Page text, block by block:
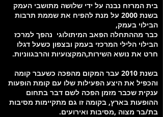
בית המרזח נבנה על ידי שלושה מתושבי העמק
בשנת 2000 על מנת להפיח את שממת תרבות
הבילוי בעמק,
כבר מההתחלה הפאב המיתולוגי נהפך למרכז
הבילוי הלילי המרכזי בעמק ובצפון כשעל דגלו
חרט את נושא השירות,המקצועיות והרבגווניות.
בשנת 2010 עבר המקום מהפכה כשעבר קומה
והכפיל את היצע הפעילות שלו עם קומת הופעות
ענקית שכבר מזמן הפכה לשם דבר בתחום
ההופעות בארץ, בקומה זו גם מתקיימות מסיבות
בת/בר מצוה ,מסיבות ואירועים.